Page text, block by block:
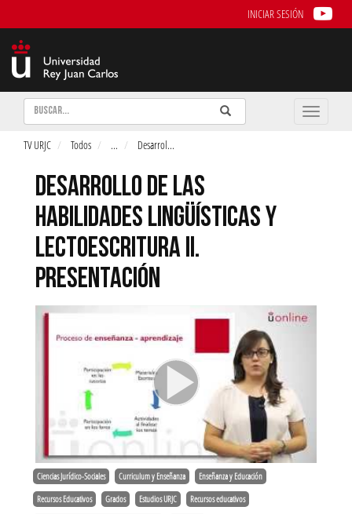
INICIAR SESIÓN
Buscar Enviar
Buscar
Toggle
TV URJC Todos ... Desarrol...
DESARROLLO DE LAS
HABILIDADES LINGÜÍSTICAS Y
LECTOESCRITURA II.
PRESENTACIÓN
Ciencias Jurídico-Sociales Curriculum y Enseñanza Enseñanza y Educación
Recursos Educativos Grados Estudios URJC Recursos educativos